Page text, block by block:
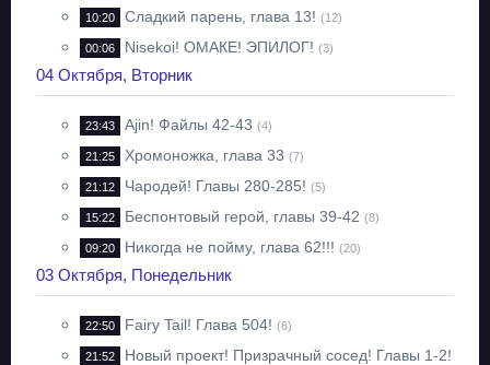
10:20 Сладкий парень, глава 13! (12)
00:06 Nisekoi! ОМАКЕ! ЭПИЛОГ! (3)
04 Октября, Вторник
23:43 Ajin! Файлы 42-43 (4)
21:25 Хромоножка, глава 33 (7)
21:12 Чародей! Главы 280-285! (5)
15:22 Беспонтовый герой, главы 39-42 (8)
09:20 Никогда не пойму, глава 62!!! (20)
03 Октября, Понедельник
22:50 Fairy Tail! Глава 504! (6)
21:52 Новый проект! Призрачный сосед! Главы 1-2!